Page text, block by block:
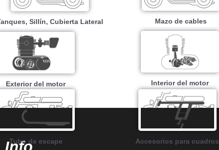
Sillín, Cubierta Lateral Mazo de cables
Exterior del motor Interior del motor
Tubo de escape Accesorios para cuadros